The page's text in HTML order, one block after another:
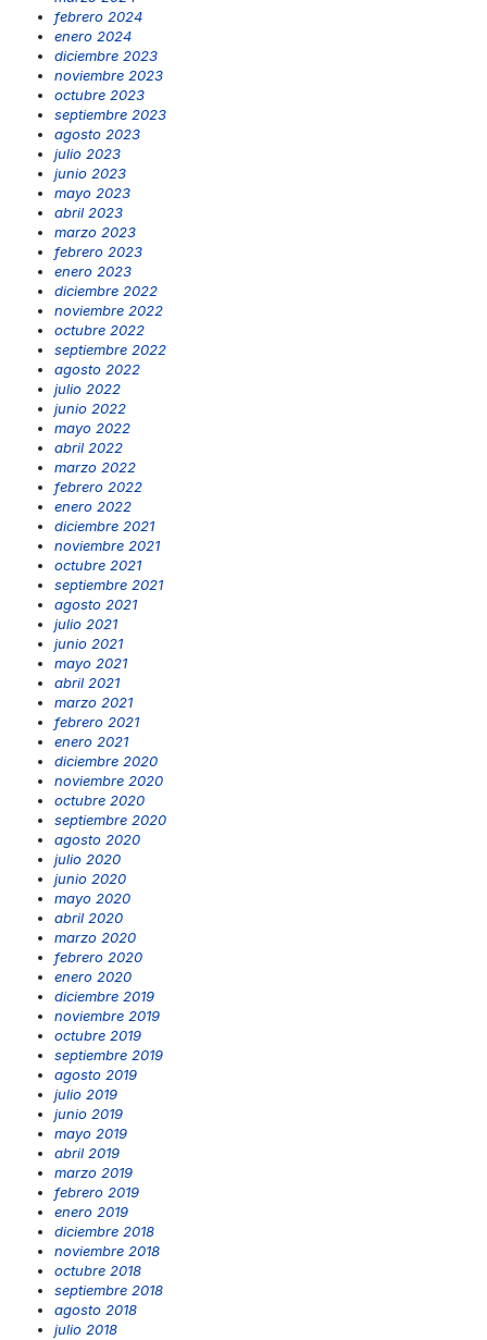
febrero 2024
enero 2024
diciembre 2023
noviembre 2023
octubre 2023
septiembre 2023
agosto 2023
julio 2023
junio 2023
mayo 2023
abril 2023
marzo 2023
febrero 2023
enero 2023
diciembre 2022
noviembre 2022
octubre 2022
septiembre 2022
agosto 2022
julio 2022
junio 2022
mayo 2022
abril 2022
marzo 2022
febrero 2022
enero 2022
diciembre 2021
noviembre 2021
octubre 2021
septiembre 2021
agosto 2021
julio 2021
junio 2021
mayo 2021
abril 2021
marzo 2021
febrero 2021
enero 2021
diciembre 2020
noviembre 2020
octubre 2020
septiembre 2020
agosto 2020
julio 2020
junio 2020
mayo 2020
abril 2020
marzo 2020
febrero 2020
enero 2020
diciembre 2019
noviembre 2019
octubre 2019
septiembre 2019
agosto 2019
julio 2019
junio 2019
mayo 2019
abril 2019
marzo 2019
febrero 2019
enero 2019
diciembre 2018
noviembre 2018
octubre 2018
septiembre 2018
agosto 2018
julio 2018